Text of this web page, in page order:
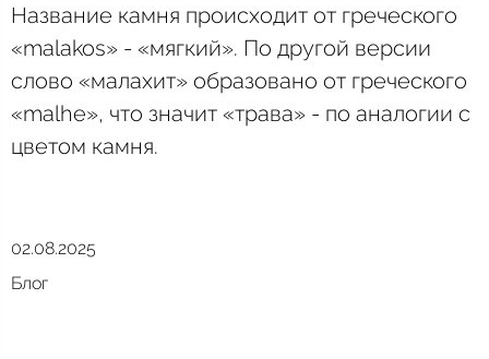
Название камня происходит от греческого
«malakos» - «мягкий». По другой версии
слово «малахит» образовано от греческого
«malhe», что значит «трава» - по аналогии с
цветом камня.
02.08.2025
Блог